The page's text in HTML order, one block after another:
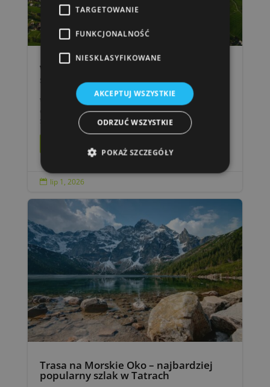
Wydarzenia w Zakopanem – lipiec i
sierpień 2026
Wakacje 2026 w Zakopanem nie muszą
ograniczać się do górskich wędrówek i
spacerów po Krupówkach....
 lip 1, 2026
Trasa na Morskie Oko – najbardziej
popularny szlak w Tatrach
TARGETOWANIE
FUNKCJONALNOŚĆ
NIESKLASYFIKOWANE
AKCEPTUJ WSZYSTKIE
ODRZUĆ WSZYSTKIE
POKAŻ SZCZEGÓŁY